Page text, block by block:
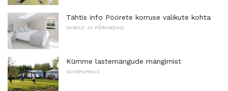
Tähtis info Pöörete korruse valikute kohta
VAIBAD JA PÕRANDAD
Kümme lastemängude mängimist
SUVEPUHKUS